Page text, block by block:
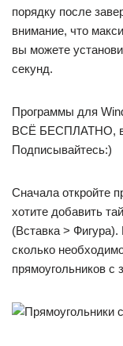
порядку после
внимание, что
вы можете
секунд.
Программы для
ВСЁ БЕСПЛАТНО, в
Подписывайтесь:)
Сначала откройте
хотите добавить
(Вставка >
сколько
прямоугольников с